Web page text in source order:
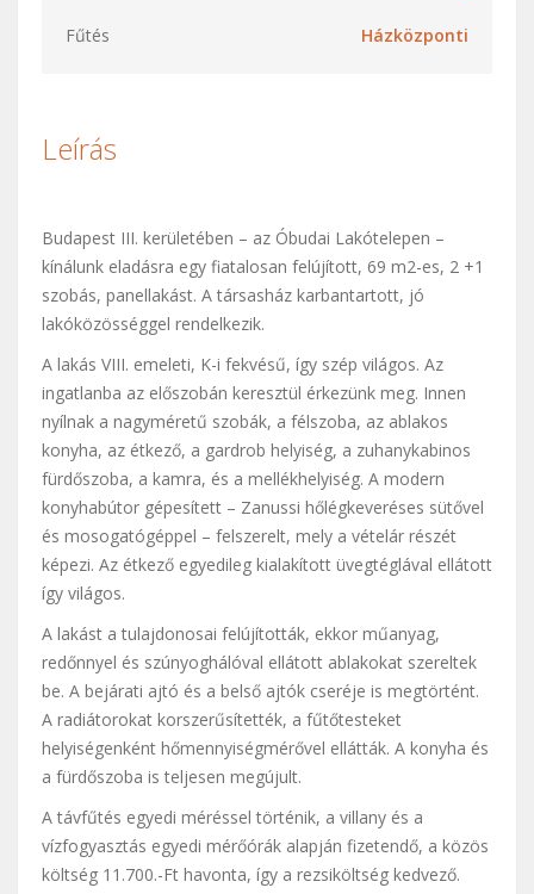
Fűtés Házközponti
Leírás
Budapest III. kerületében – az Óbudai Lakótelepen –
kínálunk eladásra egy fiatalosan felújított, 69 m2-es, 2 +1
szobás, panellakást. A társasház karbantartott, jó
lakóközösséggel rendelkezik.
A lakás VIII. emeleti, K-i fekvésű, így szép világos. Az
ingatlanba az előszobán keresztül érkezünk meg. Innen
nyílnak a nagyméretű szobák, a félszoba, az ablakos
konyha, az étkező, a gardrob helyiség, a zuhanykabinos
fürdőszoba, a kamra, és a mellékhelyiség. A modern
konyhabútor gépesített – Zanussi hőlégkeveréses sütővel
és mosogatógéppel – felszerelt, mely a vételár részét
képezi. Az étkező egyedileg kialakított üvegtéglával ellátott
így világos.
A lakást a tulajdonosai felújították, ekkor műanyag,
redőnnyel és szúnyoghálóval ellátott ablakokat szereltek
be. A bejárati ajtó és a belső ajtók cseréje is megtörtént.
A radiátorokat korszerűsítették, a fűtőtesteket
helyiségenként hőmennyiségmérővel ellátták. A konyha és
a fürdőszoba is teljesen megújult.
A távfűtés egyedi méréssel történik, a villany és a
vízfogyasztás egyedi mérőórák alapján fizetendő, a közös
költség 11.700.-Ft havonta, így a rezsiköltség kedvező.